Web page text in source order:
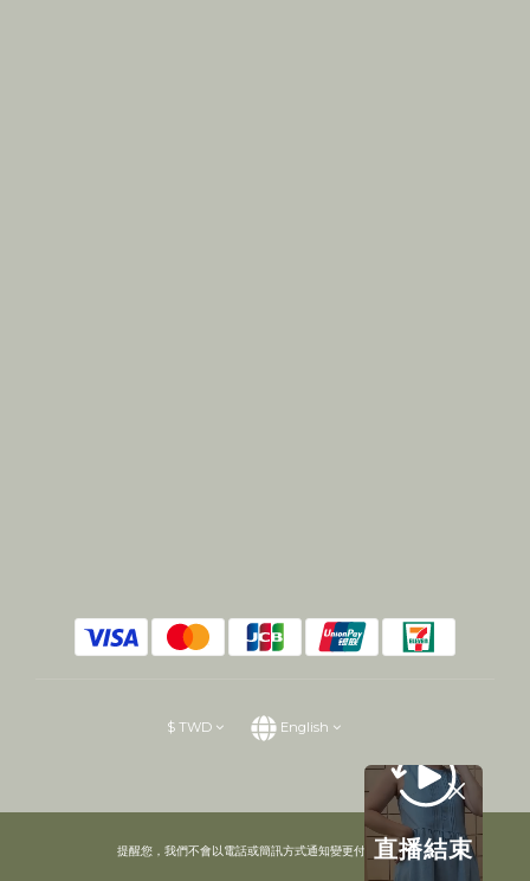
$ TWD English
提醒您，我們不會以電話或簡訊方式通知變更付款方式。直播結束